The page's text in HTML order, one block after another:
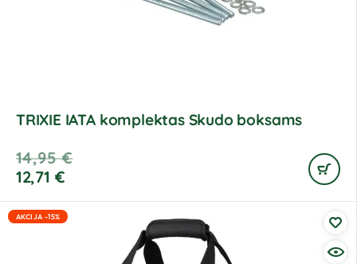
TRIXIE IATA komplektas Skudo boksams
14,95€
12,71 €
AKCIJA -15%